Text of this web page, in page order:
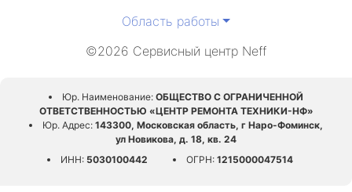
Область работы
©2026 Сервисный центр Neff
Юр. Наименование: ОБЩЕСТВО С ОГРАНИЧЕННОЙ
ОТВЕТСТВЕННОСТЬЮ «ЦЕНТР РЕМОНТА ТЕХНИКИ-НФ»
Юр. Адрес: 143300, Московская область, г Наро-Фоминск,
ул Новикова, д. 18, кв. 24
ИНН:5030100442 ОГРН:1215000047514